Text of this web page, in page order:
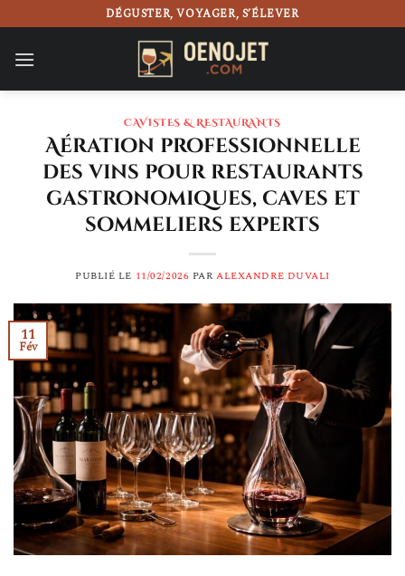
au
contenu
DÉGUSTER, VOYAGER, S’ÉLEVER
CAVISTES & RESTAURANTS
Aération professionnelle
des vins pour restaurants
gastronomiques, caves et
sommeliers experts
PUBLIÉ LE 11/02/2026 PARALEXANDRE DUVALI
11
Fév